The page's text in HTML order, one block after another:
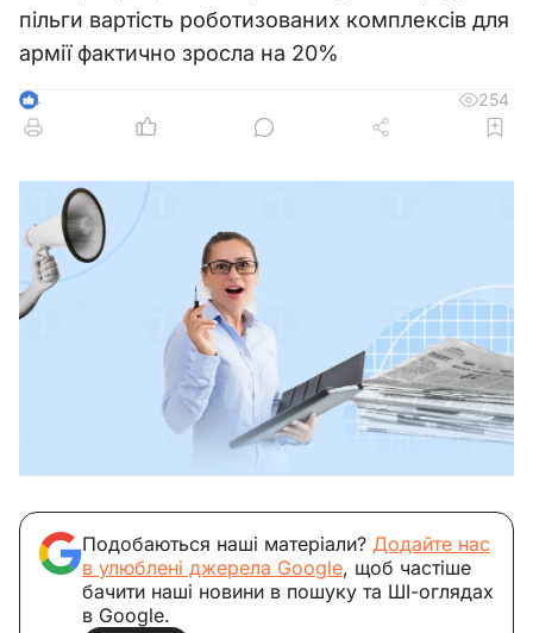
пільги вартість роботизованих комплексів для
армії фактично зросла на 20%
4 254
Подобаються наші матеріали? Додайте нас
в улюблені джерела Google, щоб частіше
бачити наші новини в пошуку та ШІ-оглядах
в Google.